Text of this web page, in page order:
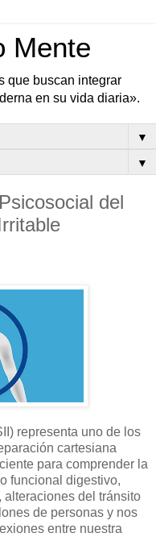
Mente
que buscan integrar
en su vida diaria».
▼
▼
del
representa uno de los
cartesiana
para comprender la
funcional digestivo,
del tránsito
de personas y nos
entre nuestra